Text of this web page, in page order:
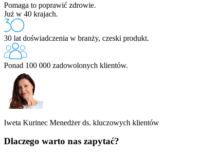
Pomaga to poprawić zdrowie.
Już w 40 krajach.
30 lat doświadczenia w branży, czeski produkt.
Ponad 100 000 zadowolonych klientów.
Iweta Kurinec Menedżer ds. kluczowych klientów
Dlaczego warto nas zapytać?